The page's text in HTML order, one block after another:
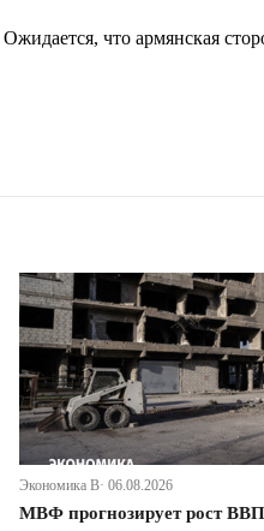
что армянская
Экономика В· 06.08.2026
МВФ прогнозирует рост